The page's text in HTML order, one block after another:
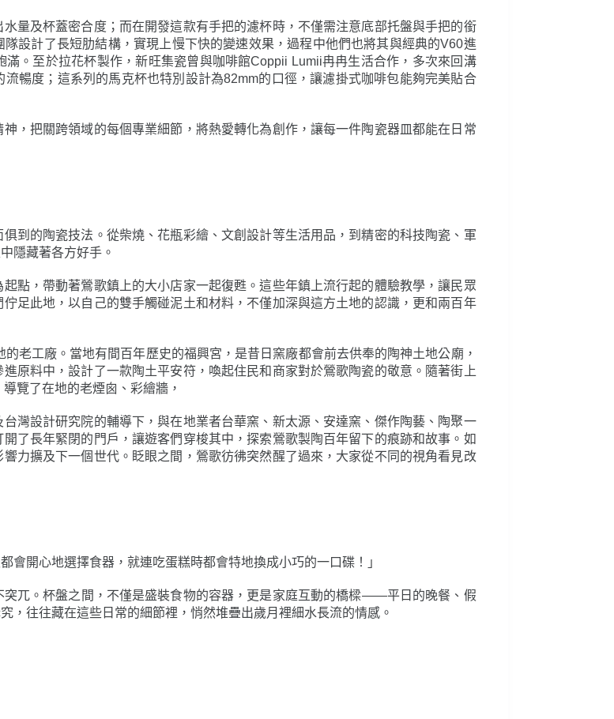
量及杯蓋密合度；而在開發這款有手把的濾杯時，不僅需注意底部托盤與手把的銜
設計了長短肋結構，實現上慢下快的變速效果，過程中他們也將其與經典的V60進
。至於拉花杯製作，新旺集瓷曾與咖啡館Coppii Lumii冉冉生活合作，多次來回溝
暢度；這系列的馬克杯也特別設計為82mm的口徑，讓濾掛式咖啡包能夠完美貼合
，把關跨領域的每個專業細節，將熱愛轉化為創作，讓每一件陶瓷器皿都能在日常
到的陶瓷技法。從柴燒、花瓶彩繪、文創設計等生活用品，到精密的科技陶瓷、軍
隱藏著各方好手。
點，帶動著鶯歌鎮上的大小店家一起復甦。這些年鎮上流行起的體驗教學，讓民眾
足此地，以自己的雙手觸碰泥土和材料，不僅加深與這方土地的認識，更和兩百年
老工廠。當地有間百年歷史的福興宮，是昔日窯廠都會前去供奉的陶神土地公廟，
原料中，設計了一款陶土平安符，喚起住民和商家對於鶯歌陶瓷的敬意。隨著街上
覽了在地的老煙囪、彩繪牆，
灣設計研究院的輔導下，與在地業者台華窯、新太源、安達窯、傑作陶藝、陶聚一
了長年緊閉的門戶，讓遊客們穿梭其中，探索鶯歌製陶百年留下的痕跡和故事。如
力擴及下一個世代。眨眼之間，鶯歌彷彿突然醒了過來，大家從不同的視角看見改
開心地選擇食器，就連吃蛋糕時都會特地換成小巧的一口碟！」
兀。杯盤之間，不僅是盛裝食物的容器，更是家庭互動的橋樑——平日的晚餐、假
，往往藏在這些日常的細節裡，悄然堆疊出歲月裡細水長流的情感。